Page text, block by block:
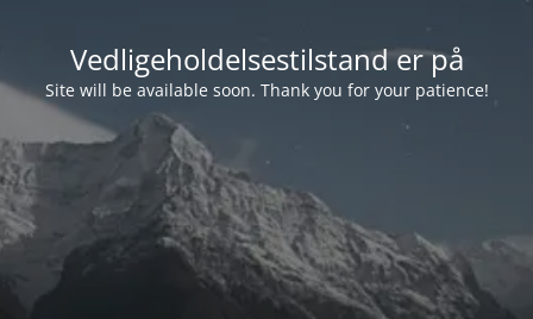
Vedligeholdelsestilstand er på
Site will be available soon. Thank you for your patience!